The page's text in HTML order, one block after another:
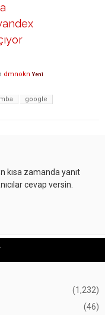
dmnokn Yeni
mba
google
kısa zamanda yanıt
cevap versin.
(1,232)
(46)